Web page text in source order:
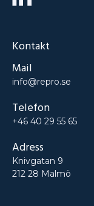
Kontakt
Mail
info@repro.se
Telefon
+46 40 29 55 65
Adress
Knivgatan 9
212 28 Malmö